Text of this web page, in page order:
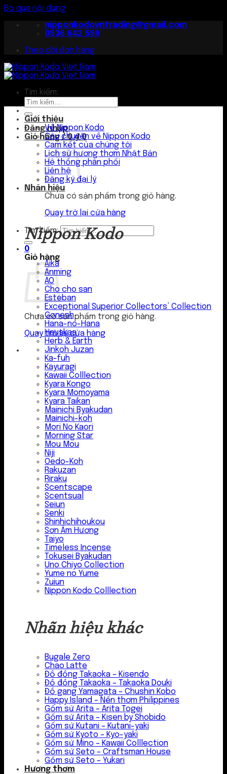
Bỏ qua nội dung
nipponkodovntrading@gmail.com
0936 642 599
Theo dõi đơn hàng
Tìm kiếm:
Đăng nhập
Giỏ hàng /0₫ 0
Chưa có sản phẩm trong giỏ hàng.
Quay trở lại cửa hàng
Tìm kiếm:
0
Giỏ hàng
Chưa có sản phẩm trong giỏ hàng.
Quay trở lại cửa hàng
Giới thiệu
Về Nippon Kodo
Câu chuyện về Nippon Kodo
Cam kết của chúng tôi
Lịch sử hương thơm Nhật Bản
Hệ thống phân phối
Liên hệ
Đăng ký đại lý
Nhãn hiệu
Nippon Kodo
Aika
Anming
AO
Cho cho san
Esteban
Exceptional Superior Collectors’ Collection
Gonesh
Hana-no-Hana
Hauskaa
Herb & Earth
Jinkoh Juzan
Ka-fuh
Kayuragi
Kawaii Colllection
Kyara Kongo
Kyara Momoyama
Kyara Taikan
Mainichi Byakudan
Mainichi-koh
Mori No Kaori
Morning Star
Mou Mou
Niji
Oedo-Koh
Rakuzan
Riraku
Scentscape
Scentsual
Seiun
Senki
Shinhichihoukou
Sơn Âm Hương
Taiyo
Timeless Incense
Tokusei Byakudan
Uno Chiyo Collection
Yume no Yume
Zuiun
Nippon Kodo Colllection
Nhãn hiệu khác
Bugale Zero
Chao Latte
Đồ đồng Takaoka – Kisendo
Đồ đồng Takaoka – Takaoka Douki
Đồ gang Yamagata – Chushin Kobo
Happy Island – Nến thơm Philippines
Gốm sứ Arita – Arita Togei
Gốm sứ Arita – Kisen by Shobido
Gốm sứ Kutani – Kutani-yaki
Gốm sứ Kyoto – Kyo-yaki
Gốm sứ Mino – Kawaii Colllection
Gốm sứ Seto – Craftsman House
Gốm sứ Seto – Yukari
Hương thơm